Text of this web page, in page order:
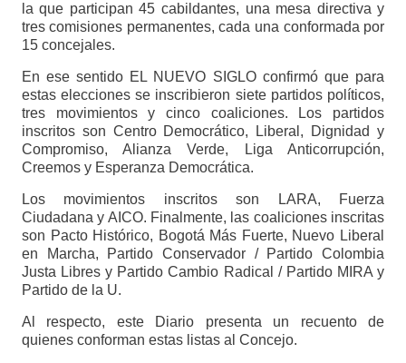
la que participan 45 cabildantes, una mesa directiva y
tres comisiones permanentes, cada una conformada por
15 concejales.
En ese sentido EL NUEVO SIGLO confirmó que para
estas elecciones se inscribieron siete partidos políticos,
tres movimientos y cinco coaliciones. Los partidos
inscritos son Centro Democrático, Liberal, Dignidad y
Compromiso, Alianza Verde, Liga Anticorrupción,
Creemos y Esperanza Democrática.
Los movimientos inscritos son LARA, Fuerza
Ciudadana y AICO. Finalmente, las coaliciones inscritas
son Pacto Histórico, Bogotá Más Fuerte, Nuevo Liberal
en Marcha, Partido Conservador / Partido Colombia
Justa Libres y Partido Cambio Radical / Partido MIRA y
Partido de la U.
Al respecto, este Diario presenta un recuento de
quienes conforman estas listas al Concejo.